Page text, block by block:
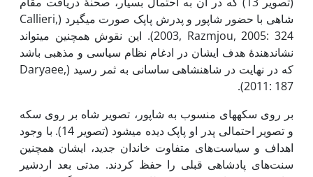
شاهی با حضور شاپور و پدرش پاپک صورت می­گیرد (Callieri,
2003, Razmjou, 2005: 324). این نقوش همچنین می­تواند
نشان­دهندۀ هدف ایشان در ادغام نظام سیاسی و مذهبی باشد
که در نهایت در شاهنشاهی ساسانی به ثمر رسید (Daryaee,
2011: 187).
بر روی سکه­های منسوب به شاپور، تصویر شاه بر روی سکه
و تصویر احتمالی پدر او پاپک دیده می­شود (تصویر 14). با وجود
اهداف و سیاست‌های متفاوت خاندان جدید، ایشان همچنین
سنت‌های پادشاهی قبلی را حفظ کردند. مدتی بعد اردشیر